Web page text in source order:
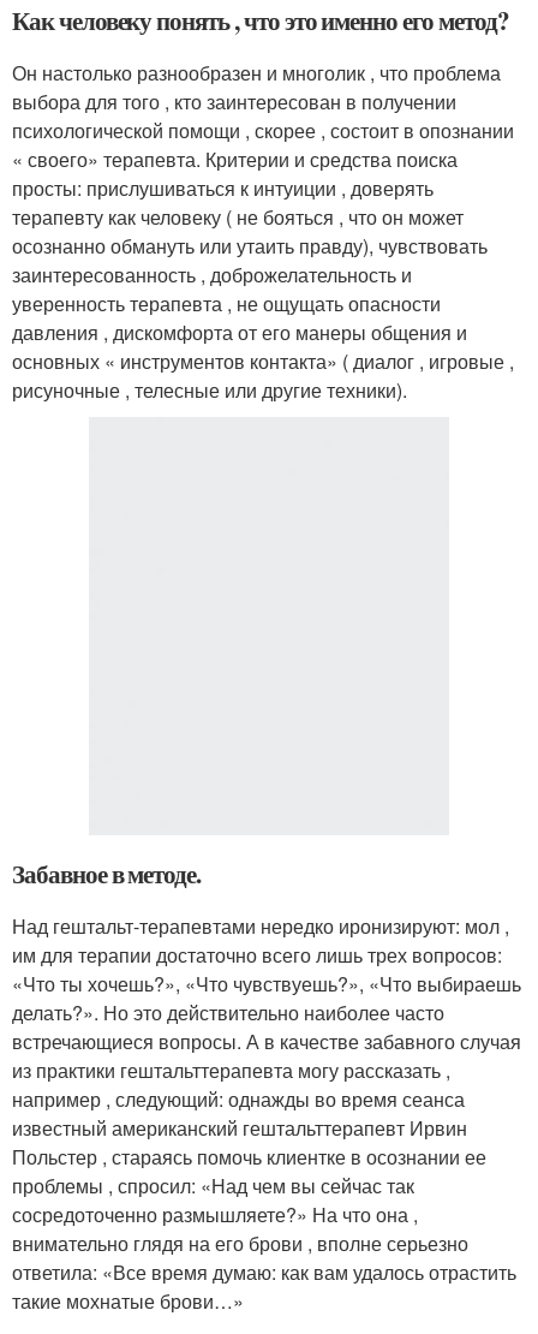
Как человеку понять , что это именно его метод?
Он настолько разнообразен и многолик , что проблема
выбора для того , кто заинтересован в получении
психологической помощи , скорее , состоит в опознании
« своего» терапевта. Критерии и средства поиска
просты: прислушиваться к интуиции , доверять
терапевту как человеку ( не бояться , что он может
осознанно обмануть или утаить правду), чувствовать
заинтересованность , доброжелательность и
уверенность терапевта , не ощущать опасности
давления , дискомфорта от его манеры общения и
основных « инструментов контакта» ( диалог , игровые ,
рисуночные , телесные или другие техники).
Забавное в методе.
Над гештальт-терапевтами нередко иронизируют: мол ,
им для терапии достаточно всего лишь трех вопросов:
«Что ты хочешь?», «Что чувствуешь?», «Что выбираешь
делать?». Но это действительно наиболее часто
встречающиеся вопросы. А в качестве забавного случая
из практики гештальттерапевта могу рассказать ,
например , следующий: однажды во время сеанса
известный американский гештальттерапевт Ирвин
Польстер , стараясь помочь клиентке в осознании ее
проблемы , спросил: «Над чем вы сейчас так
сосредоточенно размышляете?» На что она ,
внимательно глядя на его брови , вполне серьезно
ответила: «Все время думаю: как вам удалось отрастить
такие мохнатые брови…»